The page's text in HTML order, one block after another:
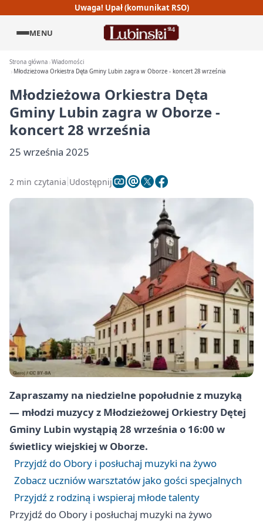
Uwaga! Upał (komunikat RSO)
MENU
Strona główna Wiadomości
Młodzieżowa Orkiestra Dęta Gminy Lubin zagra w Oborze - koncert 28 września
Młodzieżowa Orkiestra Dęta
Gminy Lubin zagra w Oborze -
koncert 28 września
25 września 2025
2 min czytania Udostępnij
Zapraszamy na niedzielne popołudnie z muzyką
— młodzi muzycy z Młodzieżowej Orkiestry Dętej
Gminy Lubin wystąpią 28 września o 16:00 w
świetlicy wiejskiej w Oborze.
Przyjdź do Obory i posłuchaj muzyki na żywo
Zobacz uczniów warsztatów jako gości specjalnych
Przyjdź z rodziną i wspieraj młode talenty
Przyjdź do Obory i posłuchaj muzyki na żywo